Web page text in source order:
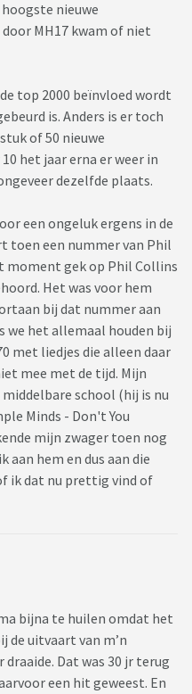
nieuwe
MH17 kwam of niet
top 2000 beïnvloed wordt
is. Anders is er toch
of 50 nieuwe
het jaar erna er weer in
dezelfde plaats.
een ongeluk ergens in de
toen een nummer van Phil
moment gek op Phil Collins
Het was voor hem
bij dat nummer aan
we het allemaal houden bij
met liedjes die alleen daar
mee met de tijd. Mijn
school (hij is nu
Minds - Don't You
mijn zwager toen nog
hem en dus aan die
ik dat nu prettig vind of
bijna te huilen omdat het
de uitvaart van m’n
Dat was 30 jr terug
een hit geweest. En